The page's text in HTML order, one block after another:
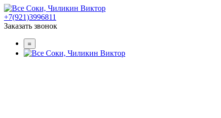
+7(921)3996811
Заказать звонок
=